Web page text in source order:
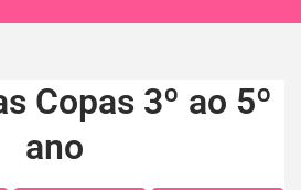
Copas 3º ao 5º
ano